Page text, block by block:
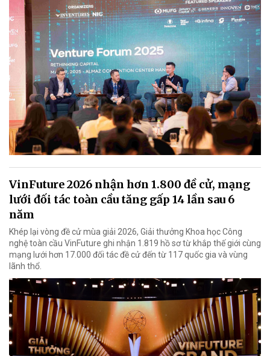
VinFuture 2026 nhận hơn 1.800 đề cử, mạng
lưới đối tác toàn cầu tăng gấp 14 lần sau 6
năm
Khép lại vòng đề cử mùa giải 2026, Giải thưởng Khoa học Công
nghệ toàn cầu VinFuture ghi nhận 1.819 hồ sơ từ khắp thế giới cùng
mạng lưới hơn 17.000 đối tác đề cử đến từ 117 quốc gia và vùng
lãnh thổ.